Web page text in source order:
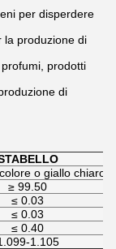
per disperdere
la produzione di
prodotti
di
o giallo chiaro
≥ 99.50
≤ 0.03
≤ 0.03
≤ 0.40
1.105